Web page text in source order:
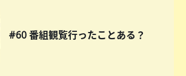
#60 番組観覧行ったことある？